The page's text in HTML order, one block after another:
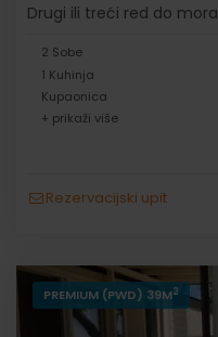
Drugi ili treći red do mora
2 Sobe
1 Kuhinja
Kupaonica
+ prikaži više
Rezervacijski upit
PREMIUM (PWD) 39M2